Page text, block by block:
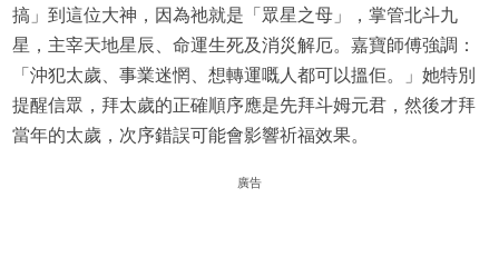
搞」到這位大神，因為祂就是「眾星之母」，掌管北斗九
星，主宰天地星辰、命運生死及消災解厄。嘉寶師傅強調：
「沖犯太歲、事業迷惘、想轉運嘅人都可以搵佢。」她特別
提醒信眾，拜太歲的正確順序應是先拜斗姆元君，然後才拜
當年的太歲，次序錯誤可能會影響祈福效果。
廣告